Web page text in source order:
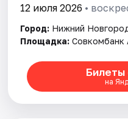
12 июля 2026 •
Город: Нижний
Площадка: Совкомбанк
Билеты
на